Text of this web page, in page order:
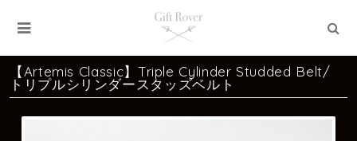
【Artemis Classic】Triple Cylinder Studded Belt/
トリプルシリンダースタッズベルト